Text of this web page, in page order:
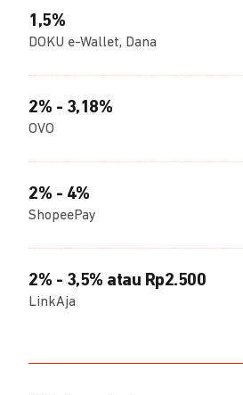
1,5%
DOKU e-Wallet, Dana
2% - 3,18%
OVO
2% - 4%
ShopeePay
2% - 3,5% atau Rp2.500
LinkAja